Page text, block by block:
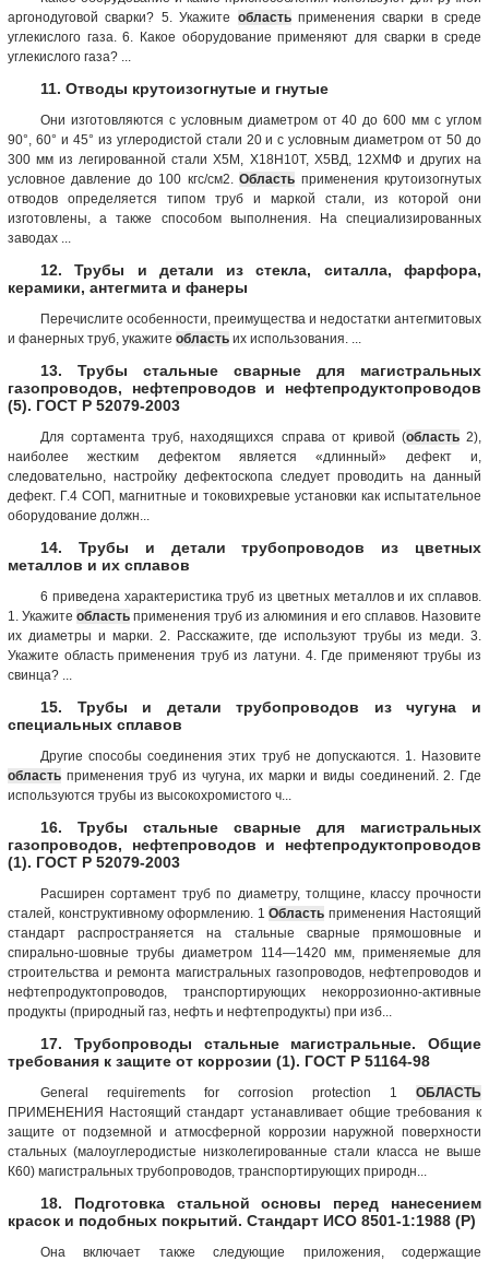
аргонодуговой сварки? 5. Укажите областьприменения сварки в среде
углекислого газа. 6. Какое оборудование применяют для сварки в среде
углекислого газа? ...
11. Отводы крутоизогнутые и гнутые
Они изготовляются с условным диаметром от 40 до 600 мм с углом
90°, 60° и 45° из углеродистой стали 20 и с условным диаметром от 50 до
300 мм из легированной стали Х5М, Х18Н10Т, Х5ВД, 12ХМФ и других на
условное давление до 100 кгс/см2.Область применения крутоизогнутых
отводов определяется типом труб и маркой стали, из которой они
изготовлены, а также способом выполнения. На специализированных
заводах ...
12. Трубы и детали из стекла, ситалла, фарфора,
керамики, антегмита и фанеры
Перечислите особенности, преимущества и недостатки антегмитовых
и фанерных труб, укажите область их использования. ...
13. Трубы стальные сварные для магистральных
газопроводов, нефтепроводов и нефтепродуктопроводов
(5). ГОСТ Р 52079-2003
Для сортамента труб, находящихся справа от кривой (область2),
наиболее жестким дефектом является «длинный» дефект и,
следовательно, настройку дефектоскопа следует проводить на данный
дефект. Г.4 СОП, магнитные и токовихревые установки как испытательное
оборудование должн...
14. Трубы и детали трубопроводов из цветных
металлов и их сплавов
6 приведена характеристика труб из цветных металлов и их сплавов.
1. Укажите область применения труб из алюминия и его сплавов. Назовите
их диаметры и марки. 2. Расскажите, где используют трубы из меди. 3.
Укажите область применения труб из латуни. 4. Где применяют трубы из
свинца? ...
15. Трубы и детали трубопроводов из чугуна и
специальных сплавов
Другие способы соединения этих труб не допускаются. 1. Назовите
область применения труб из чугуна, их марки и виды соединений. 2. Где
используются трубы из высокохромистого ч...
16. Трубы стальные сварные для магистральных
газопроводов, нефтепроводов и нефтепродуктопроводов
(1). ГОСТ Р 52079-2003
Расширен сортамент труб по диаметру, толщине, классу прочности
сталей, конструктивному оформлению. 1 Область применения Настоящий
стандарт распространяется на стальные сварные прямошовные и
спирально-шовные трубы диаметром 114—1420 мм, применяемые для
строительства и ремонта магистральных газопроводов, нефтепроводов и
нефтепродуктопроводов, транспортирующих некоррозионно-активные
продукты (природный газ, нефть и нефтепродукты) при изб...
17. Трубопроводы стальные магистральные. Общие
требования к защите от коррозии (1). ГОСТ Р 51164-98
General requirements for corrosion protection 1 ОБЛАСТЬ
ПРИМЕНЕНИЯ Настоящий стандарт устанавливает общие требования к
защите от подземной и атмосферной коррозии наружной поверхности
стальных (малоуглеродистые низколегированные стали класса не выше
К60) магистральных трубопроводов, транспортирующих природн...
18. Подготовка стальной основы перед нанесением
красок и подобных покрытий. Стандарт ИСО 8501-1:1988 (Р)
Она включает также следующие приложения, содержащие